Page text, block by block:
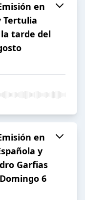
en
Tertulia
tarde del
en
y
Garfias
6